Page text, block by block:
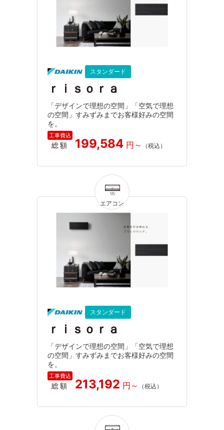
スタンダード
ｒｉｓｏｒａ
「デザインで理想の空間」「空気で理想
の空間」すみずみまでお客様好みの空間
を。
総額 199,584
スタンダード
ｒｉｓｏｒａ
「デザインで理想の空間」「空気で理想
の空間」すみずみまでお客様好みの空間
を。
総額 213,192